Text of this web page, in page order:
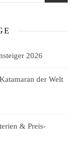
2026
der Welt
& Preis-